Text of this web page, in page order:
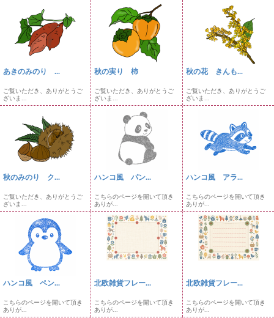
あきのみのり ...
ご覧いただき、ありがとうご
ざいま...
秋の実り 柿
ご覧いただき、ありがとうご
ざいま...
秋の花 きんも...
ご覧いただき、ありがとうご
ざいま...
秋のみのり ク...
ご覧いただき、ありがとうご
ざいま...
ハンコ風 パン...
こちらのページを開いて頂き
ありが...
ハンコ風 アラ...
こちらのページを開いて頂き
ありが...
ハンコ風 ペン...
こちらのページを開いて頂き
ありが...
北欧雑貨フレー...
こちらのページを開いて頂き
ありが...
北欧雑貨フレー...
こちらのページを開いて頂き
ありが...